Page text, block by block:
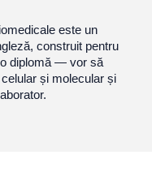
este un
construit pentru
diplomă — vor să
și molecular și